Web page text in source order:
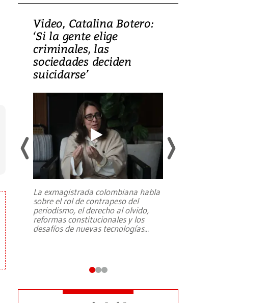
Video, Catalina Botero:
‘Si la gente elige
criminales, las
sociedades deciden
suicidarse’
La exmagistrada colombiana habla
sobre el rol de contrapeso del
periodismo, el derecho al olvido,
reformas constitucionales y los
desafíos de nuevas tecnologías...